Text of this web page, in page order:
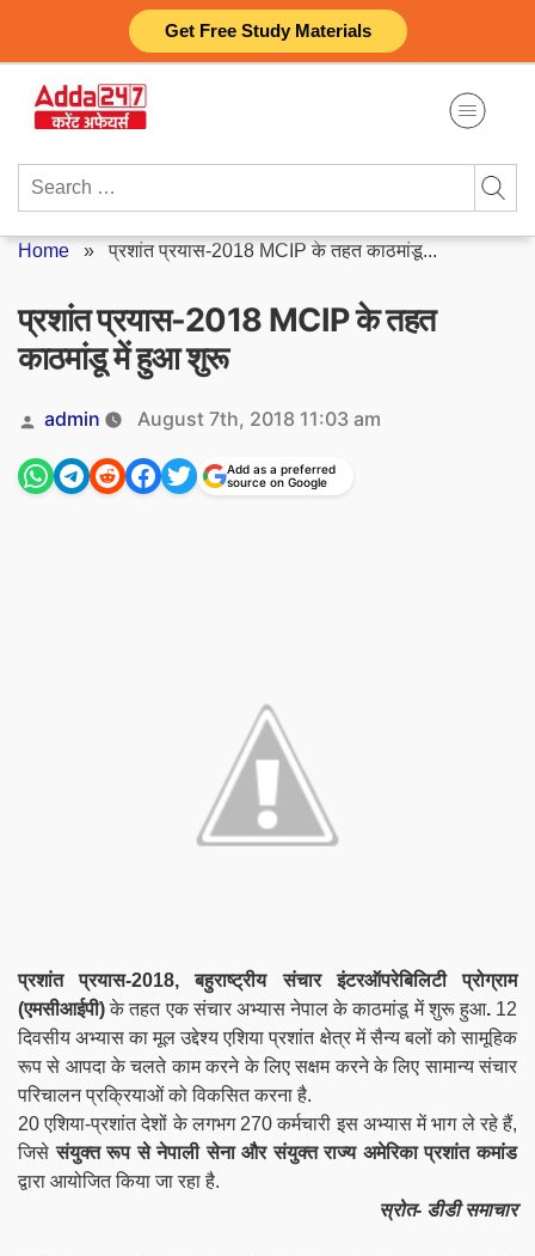
Get Free Study Materials
content
Search
Home »प्रशांत प्रयास-2018 MCIP के तहत काठमांडू...
प्रशांत प्रयास-2018 MCIP के तहत
काठमांडू में हुआ शुरू
Posted
by
admin August 7th, 2018 11:03 am
Add as a preferred
source on Google
प्रशांत प्रयास-2018,
बहुराष्ट्रीय संचार इंटरऑपरेबिलिटी प्रोग्राम
(एमसीआईपी)के तहत एक संचार अभ्यास नेपाल के काठमांडू में शुरू हुआ. 12
दिवसीय अभ्यास का मूल उद्देश्य एशिया प्रशांत क्षेत्र में सैन्य बलों को सामूहिक
रूप से आपदा के चलते काम करने के लिए सक्षम करने के लिए सामान्य संचार
परिचालन प्रक्रियाओं को विकसित करना है.
20 एशिया-प्रशांत देशों के लगभग 270 कर्मचारी इस अभ्यास में भाग ले रहे हैं,
जिसेसंयुक्त रूप से नेपाली सेना और संयुक्त राज्य अमेरिका प्रशांत कमांड
द्वारा आयोजित किया जा रहा है.
स्रोत- डीडी समाचार